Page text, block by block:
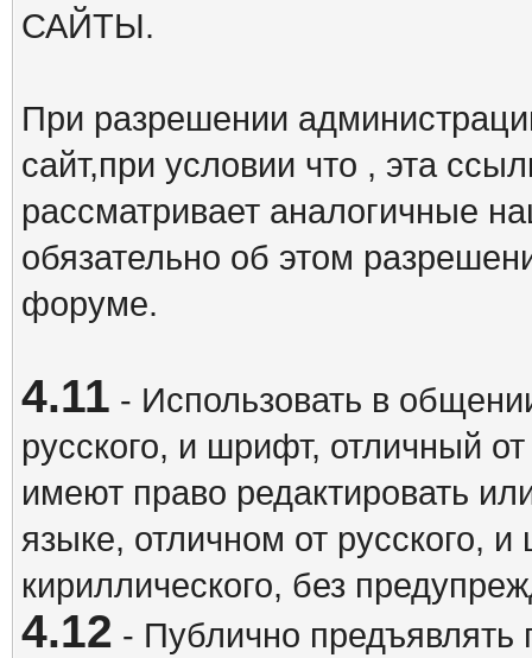
САЙТЫ.
При разрешении
сайт,при условии что , эта
рассматривает аналогичные
обязательно об этом
форуме.
4.11 - Использовать в
русского, и шрифт, отличный
имеют право редактировать
языке, отличном от русского,
кириллического, без
4.12 - Публично предъявлять